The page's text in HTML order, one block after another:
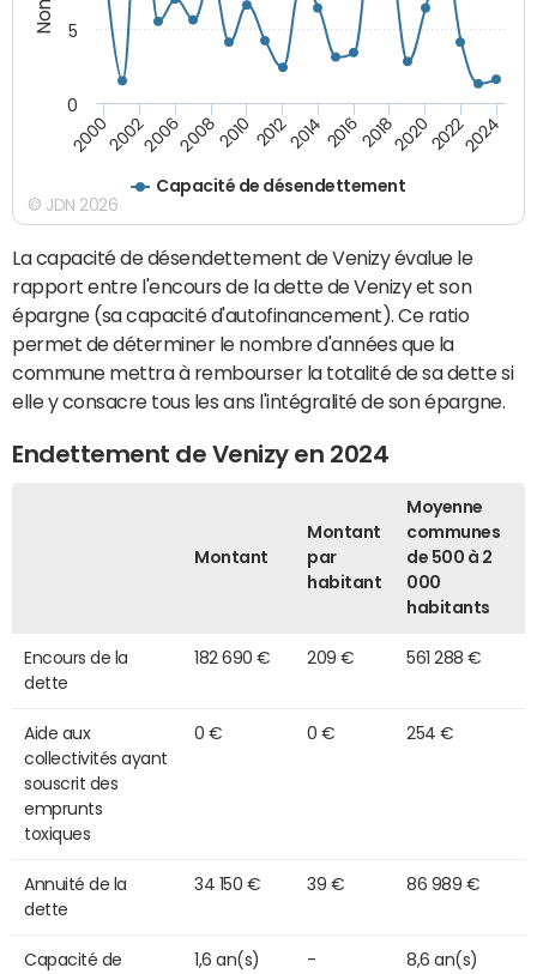
Capacité de désendettement
20002002200620082010 2012201420162018202020222024
0
5
© JDN 2026
La capacité de désendettement de Venizy évalue le
rapport entre l'encours de la dette de Venizy et son
épargne (sa capacité d'autofinancement). Ce ratio
permet de déterminer le nombre d'années que la
commune mettra à rembourser la totalité de sa dette si
elle y consacre tous les ans l'intégralité de son épargne.
Endettement de Venizy en 2024
Montant
Montant
par
habitant
Moyenne
communes
de 500 à 2
000
habitants
Encours de la
dette
182 690 € 209 € 561 288 €
Aide aux
collectivités ayant
souscrit des
emprunts
toxiques
0 € 0 € 254 €
Annuité de la
dette
34 150 € 39 € 86 989 €
Capacité de
1,6 an(s) - 8,6 an(s)